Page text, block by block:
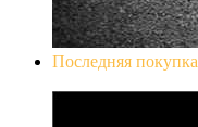
Последняя покупка